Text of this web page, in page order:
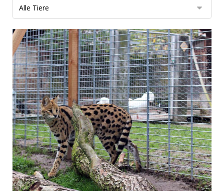
Juni 2022
Serval